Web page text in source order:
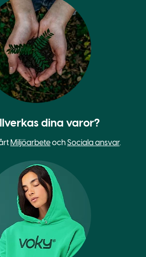
dina varor?
MiljöarbeteochSociala ansvar.